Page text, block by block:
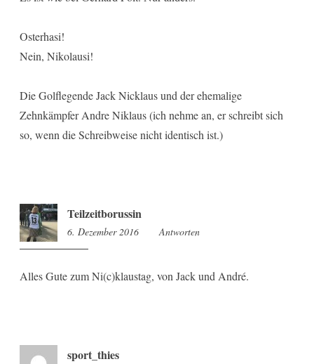
Osterhasi!
Nein, Nikolausi!
Die Golflegende Jack Nicklaus und der ehemalige
Zehnkämpfer Andre Niklaus (ich nehme an, er schreibt sich
so, wenn die Schreibweise nicht identisch ist.)
Teilzeitborussin
6. Dezember 2016 9:29
Antworten
Alles Gute zum Ni(c)klaustag, von Jack und André.
sport_thies